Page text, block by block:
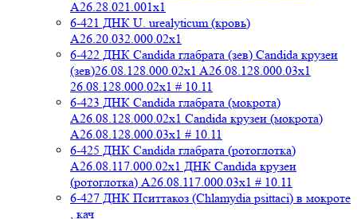
A26.28.021.001x1
6-421 ДНК U. urealyticum (кровь)
A26.20.032.000.02х1
6-422 ДНК Candida глабрата (зев) Candida крузеи
(зев)26.08.128.000.02x1 A26.08.128.000.03x1
26.08.128.000.02x1 # 10.11
6-423 ДНК Candida глабрата (мокрота)
A26.08.128.000.02x1 Candida крузеи (мокрота)
A26.08.128.000.03x1 # 10.11
6-425 ДНК Candida глабрата (ротоглотка)
A26.08.117.000.02x1 ДНК Candida крузеи
(ротоглотка) A26.08.117.000.03x1 # 10.11
6-427 ДНК Пситтакоз (Chlamydia psittaci) в мокроте
, кач